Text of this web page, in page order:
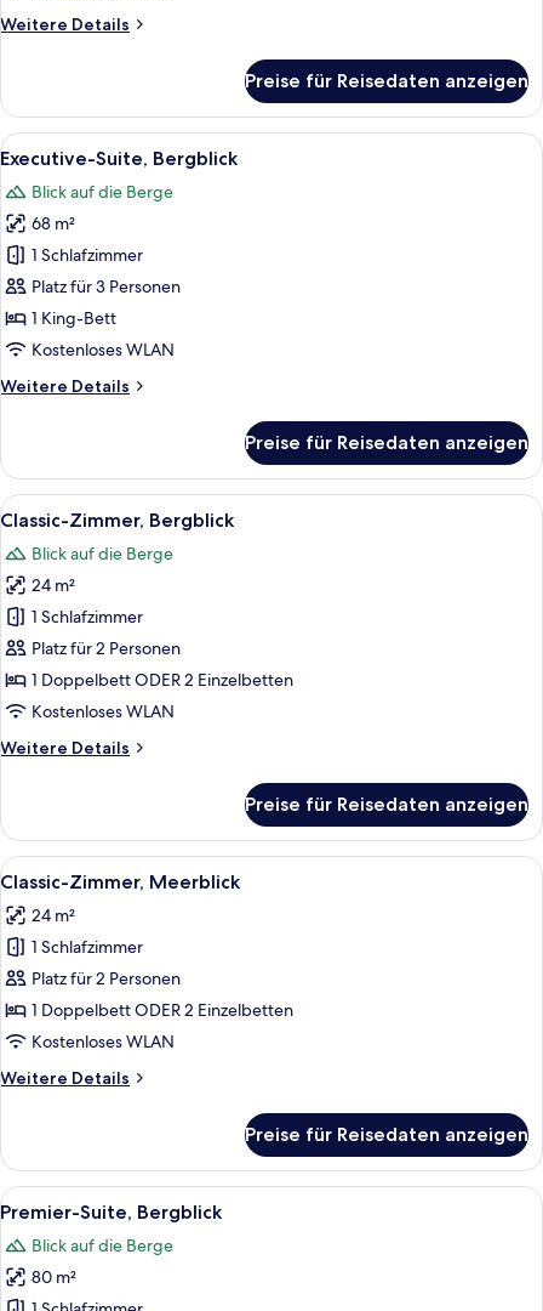
Weitere Details
Weitere
Suite,
Meerblick
Preise für Reisedaten anzeigen
Alle
Fotos
für
Executive-
Suite,
Bergblick
anzeigen
Ein modernes Wohnzimmer mit
5
Executive-Suite, Bergblick
Blick auf die Berge
68 m²
1 Schlafzimmer
Platz für 3 Personen
1 King-Bett
Kostenloses WLAN
Weitere Details
Weitere
Suite,
Bergblick
Preise für Reisedaten anzeigen
Alle
Fotos
für
Classic-
Zimmer,
Bergblick
anzeigen
Ein modernes Hotelzimmer mit
4
Classic-Zimmer, Bergblick
Blick auf die Berge
24 m²
1 Schlafzimmer
Platz für 2 Personen
1 Doppelbett ODER 2 Einzelbetten
Kostenloses WLAN
Weitere Details
Weitere
Zimmer,
Bergblick
Preise für Reisedaten anzeigen
Alle
Fotos
für
Classic-
Zimmer,
Meerblick
anzeigen
Ein Hotelzimmer mit einem großen
6
Classic-Zimmer, Meerblick
24 m²
1 Schlafzimmer
Platz für 2 Personen
1 Doppelbett ODER 2 Einzelbetten
Kostenloses WLAN
Weitere Details
Weitere
Zimmer,
Meerblick
Preise für Reisedaten anzeigen
Alle
Fotos
für
Premier-
Ein modernes Hotelzimmer mit
6
Premier-Suite, Bergblick
Blick auf die Berge
80 m²